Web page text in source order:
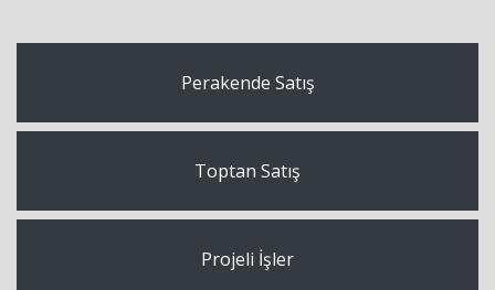
Perakende Satış
Toptan Satış
Projeli İşler